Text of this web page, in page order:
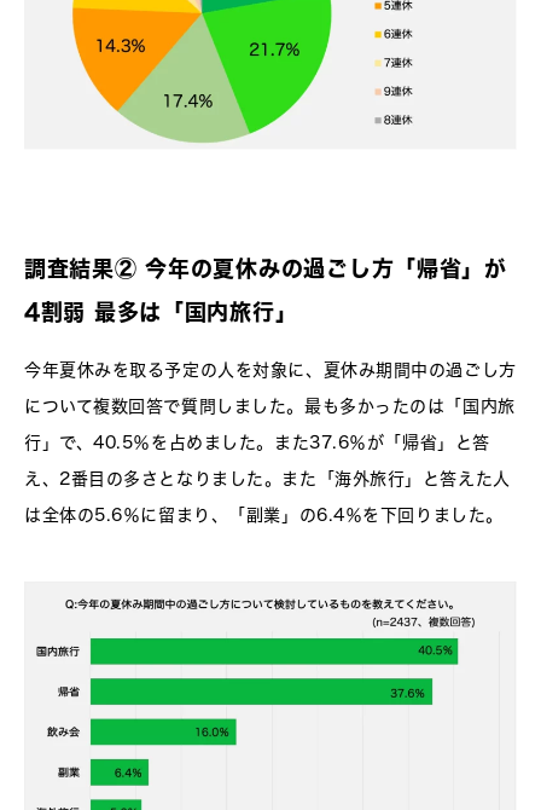
調査結果② 今年の夏休みの過ごし方「帰省」が
4割弱 最多は「国内旅行」
今年夏休みを取る予定の人を対象に、夏休み期間中の過ごし方
について複数回答で質問しました。最も多かったのは「国内旅
行」で、40.5％を占めました。また37.6％が「帰省」と答
え、2番目の多さとなりました。また「海外旅行」と答えた人
は全体の5.6％に留まり、「副業」の6.4％を下回りました。